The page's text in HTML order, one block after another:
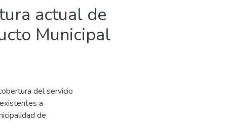
actual de
Municipal
del servicio
a
de